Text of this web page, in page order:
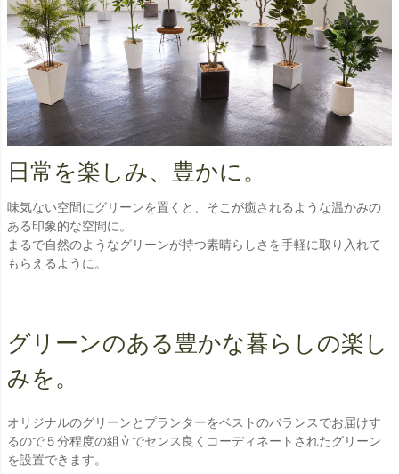
日常を楽しみ、豊かに。
味気ない空間にグリーンを置くと、そこが癒されるような温かみの
ある印象的な空間に。
まるで自然のようなグリーンが持つ素晴らしさを手軽に取り入れて
もらえるように。
グリーンのある豊かな暮らしの楽し
みを。
オリジナルのグリーンとプランターをベストのバランスでお届けす
るので５分程度の組立でセンス良くコーディネートされたグリーン
を設置できます。